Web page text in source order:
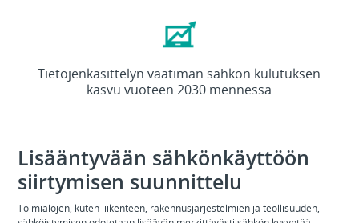
Tietojenkäsittelyn vaatiman sähkön kulutuksen
kasvu vuoteen 2030 mennessä
Lisääntyvään sähkönkäyttöön
siirtymisen suunnittelu
Toimialojen, kuten liikenteen, rakennusjärjestelmien ja teollisuuden,